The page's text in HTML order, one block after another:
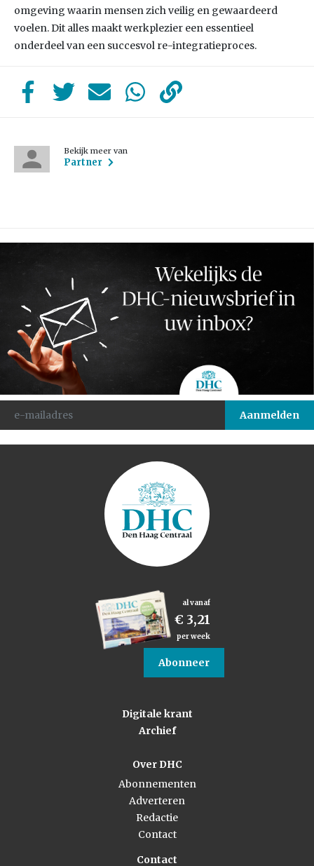
omgeving waarin mensen zich veilig en gewaardeerd
voelen. Dit alles maakt werkplezier een essentieel
onderdeel van een succesvol re-integratieproces.
Bekijk meer van
Partner
al vanaf
€ 3,21
per week
Abonneer
Digitale krant
Archief
Over DHC
Abonnementen
Adverteren
Redactie
Contact
Contact